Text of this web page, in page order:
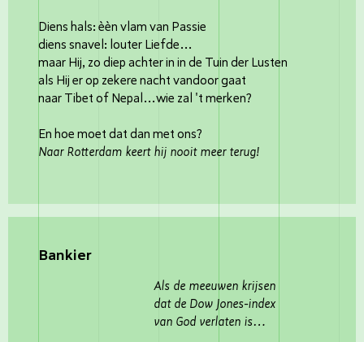
Diens hals: èèn vlam van Passie
diens snavel: louter Liefde…
maar Hij, zo diep achter in in de Tuin der Lusten
als Hij er op zekere nacht vandoor gaat
naar Tibet of Nepal…wie zal 't merken?
En hoe moet dat dan met ons?
Naar Rotterdam keert hij nooit meer terug!
Bankier
Als de meeuwen krijsen
dat de Dow Jones-index
van God verlaten is…